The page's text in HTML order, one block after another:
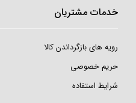
که شامل بی حسی، احساس سوزش،
وز در سر، احساس گیجی یا سبکی سر،
معمولا مدت زمان گردن درد به
خدمات مشتریان
رویه های بازگرداندن کالا
حریم خصوصی
شرایط استفاده